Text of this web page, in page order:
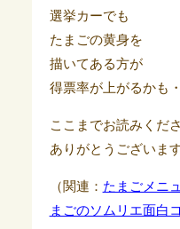
選挙カーでも
たまごの黄身を
描いてある方が
得票率が上がるかも
ここまでお読みくだ
ありがとうございます
（関連： たまごメニ
まごのソムリエ面白